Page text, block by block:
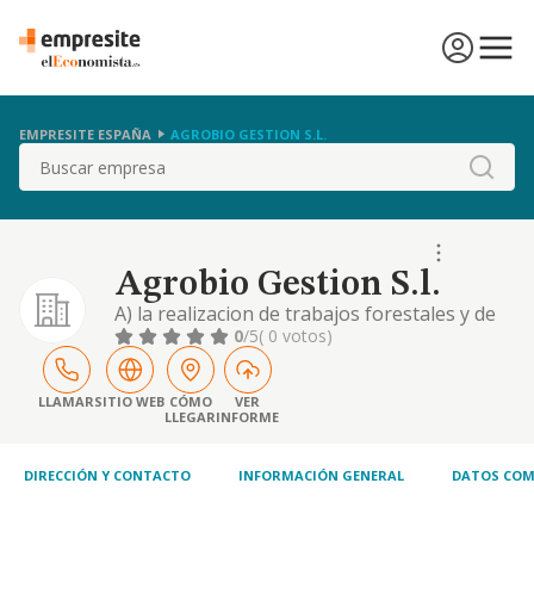
EMPRESITE ESPAÑA AGROBIO GESTION S.L.
Buscar
Agrobio Gestion S.l.
A) la realizacion de trabajos forestales y de
agricultura, por cuenta propia y ajena. b) el
transporte por carretera de toda clase de
mercancias. c) obras civiles. d) la gestion de
residuos organicos. e) la compra-venta
0/5( 0 votos)
LLAMARSITIO WEB CÓMO
LLEGAR
VER
INFORME
DIRECCIÓN Y CONTACTO INFORMACIÓN GENERAL DATOS